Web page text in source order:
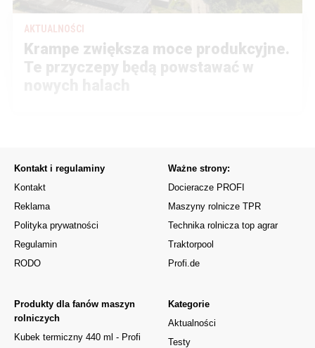
AKTUALNOŚCI
Krampe zwiększa moce produkcyjne.
Te przyczepy będą powstawać w
Kontakt i regulaminy
Kontakt
Reklama
Polityka prywatności
Regulamin
RODO
Kategorie
Aktualności
Testy
Produkty dla fanów maszyn
rolniczych
Kubek termiczny 440 ml - Profi
Ważne strony:
Docieracze PROFI
Maszyny rolnicze TPR
Technika rolnicza top agrar
Traktorpool
Profi.de